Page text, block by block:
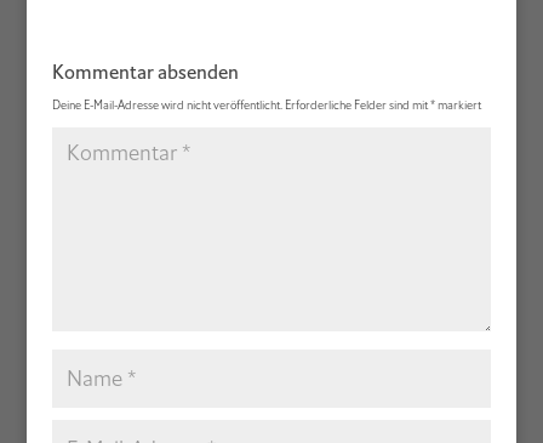
Kommentar absenden
Deine E-Mail-Adresse wird nicht veröffentlicht. Erforderliche Felder sind mit*markiert